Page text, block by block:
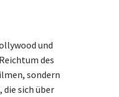
und
des
sondern
sich über